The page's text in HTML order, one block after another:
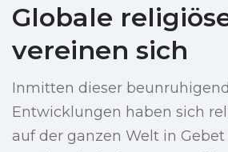
Globale
vereinen sich
Inmitten dieser
Entwicklungen haben sich
auf der ganzen Welt in